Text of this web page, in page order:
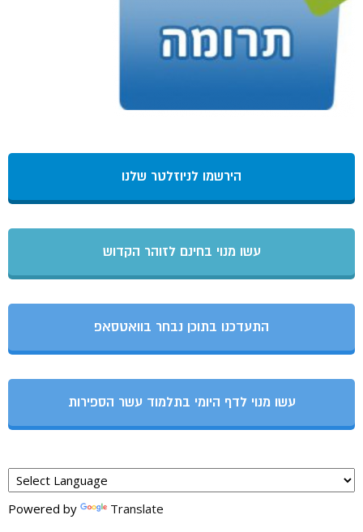
הירשמו לניוזלטר שלנו
עשו מנוי בחינם לזוהר הקדוש
התעדכנו בתוכן נבחר בוואטסאפ
עשו מנוי לדף היומי בתלמוד עשר הספירות
Powered by Translate